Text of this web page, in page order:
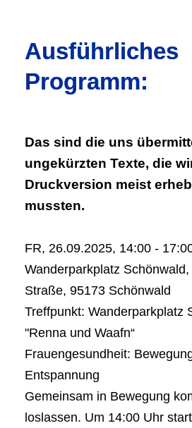
Ausführliches
Programm:
Das sind die uns
ungekürzten Texte, die
Druckversion meist
mussten.
FR, 26.09.2025, 14:00 -
Wanderparkplatz
Straße, 95173 Schönwald
Treffpunkt: Wanderparkplatz
"Renna und Waafn“
Frauengesundheit:
Entspannung
Gemeinsam in Bewegung
loslassen. Um 14:00 Uhr